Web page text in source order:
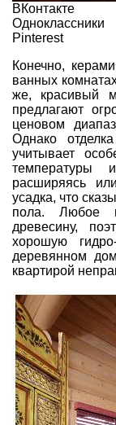
ВКонтакте
Одноклассники
Pinterest
Конечно,
ванных
же, красивый
предлагают
ценовом
Однако
учитывает
температуры
расширяясь
усадка, что
пола. Любое
древесину,
хорошую
деревянном
квартирой